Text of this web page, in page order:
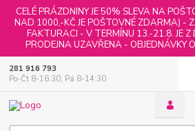
CELÉ PRÁZDNINY JE 50% SLEVA NA
NAD 1000,-KČ JE POŠTOVNÉ ZDARMA) -
FAKTURACI - V TERMÍNU 13.-21.8. JE Z
PRODEJNA UZAVŘENA - OBJEDNÁVKY
281 916 793
Po-Čt 8-16:30, Pá 8-14:30